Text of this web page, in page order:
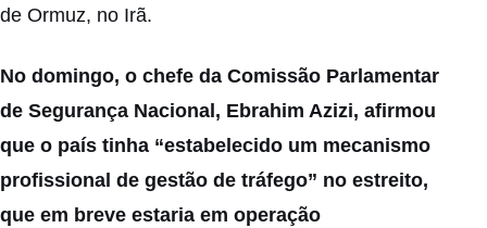
de Ormuz, no Irã.
No domingo, o chefe da Comissão Parlamentar
de Segurança Nacional, Ebrahim Azizi, afirmou
que o país tinha “estabelecido um mecanismo
profissional de gestão de tráfego” no estreito,
que em breve estaria em operação